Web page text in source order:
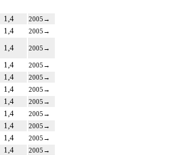
1,4 2005 →
1,4 2005 →
1,4 2005 →
1,4 2005 →
1,4 2005 →
1,4 2005 →
1,4 2005 →
1,4 2005 →
1,4 2005 →
1,4 2005 →
1,4 2005 →